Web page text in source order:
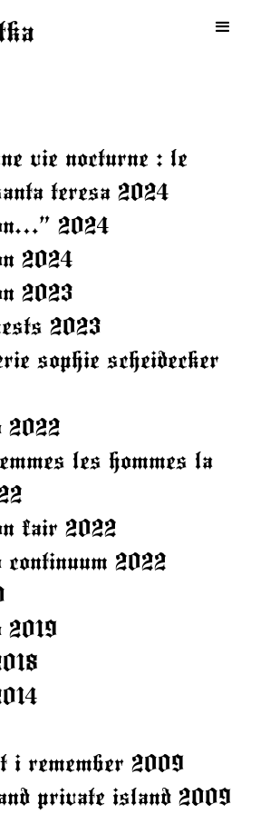
vie nocturne : le
teresa 2024
2024
2024
2023
2023
sophie scheidecker
2022
les hommes la
fair 2022
continuum 2022
2019
i remember 2009
private island 2009